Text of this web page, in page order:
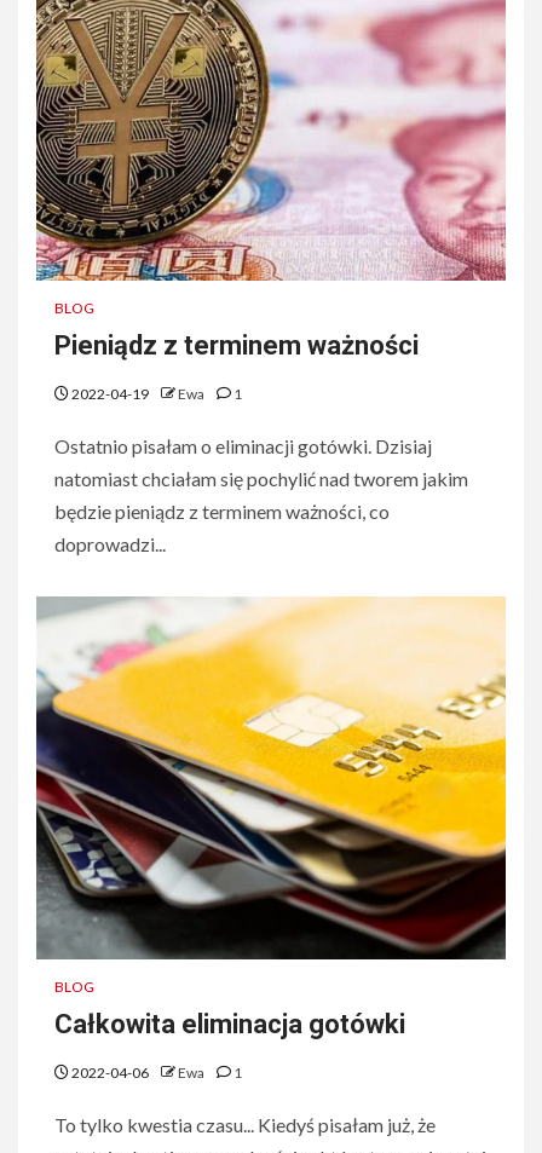
BLOG
Pieniądz z terminem ważności
2022-04-19 Ewa 1
Ostatnio pisałam o eliminacji gotówki. Dzisiaj
natomiast chciałam się pochylić nad tworem jakim
będzie pieniądz z terminem ważności, co
doprowadzi...
BLOG
Całkowita eliminacja gotówki
2022-04-06 Ewa 1
To tylko kwestia czasu... Kiedyś pisałam już, że